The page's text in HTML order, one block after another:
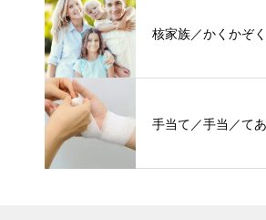
核家族／かくかぞく
手当て／手当／て